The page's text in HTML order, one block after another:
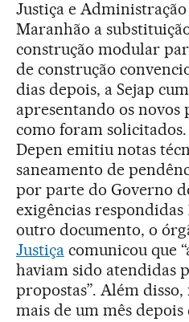
Justiça e
Maranhão a
construção modular
de construção
dias depois, a Sejap
apresentando os novos
como foram solicitados.
Depen emitiu notas
saneamento de
por parte do Governo
exigências respondidas
outro documento, o
Justiçacomunicou que
haviam sido atendidas
propostas”. Além
mais de um mês